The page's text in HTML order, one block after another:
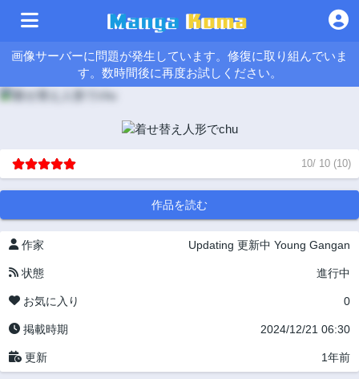
画像サーバーに問題が発生しています。修復に取り組んでいま
す。数時間後に再度お試しください。
10/ 10 (10)
作品を読む
作家 Updating 更新中 Young Gangan
状態 進行中
お気に入り 0
掲載時期 2024/12/21 06:30
更新 1年前